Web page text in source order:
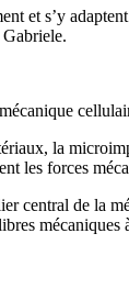
et s’y
la
les forces
central de la